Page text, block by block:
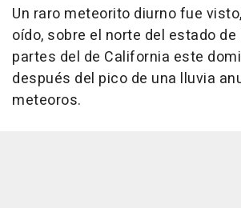
Un raro meteorito diurno fue
oído, sobre el norte del estado de
partes del de California este
después del pico de una lluvia
meteoros.